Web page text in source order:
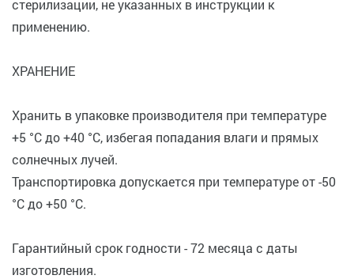
стерилизации, не указанных в инструкции к
применению.
ХРАНЕНИЕ
Хранить в упаковке производителя при температуре
+5 °C до +40 °C, избегая попадания влаги и прямых
солнечных лучей.
Транспортировка допускается при температуре от -50
°C до +50 °C.
Гарантийный срок годности - 72 месяца с даты
изготовления.